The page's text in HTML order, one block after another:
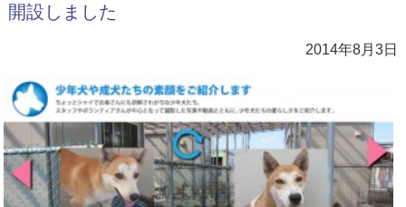
開設しました
2014年8月3日